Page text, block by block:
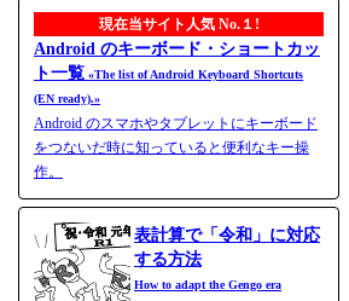
現在当サイト人気 No.１!
Android のキーボード・ショートカッ
ト一覧 «The list of Android Keyboard Shortcuts
(EN ready).»
Android のスマホやタブレットにキーボード
をつないだ時に知っていると便利なキー操
作。
表計算で「令和」に対応
する方法
How to adapt the Gengo era